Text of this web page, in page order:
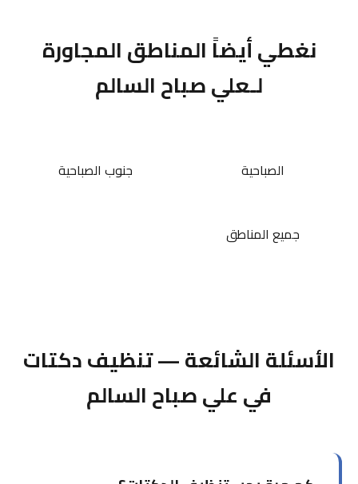
نغطي أيضاً المناطق المجاورة
لـعلي صباح السالم
الصباحية جنوب الصباحية
جميع المناطق
الأسئلة الشائعة — تنظيف دكتات
في علي صباح السالم